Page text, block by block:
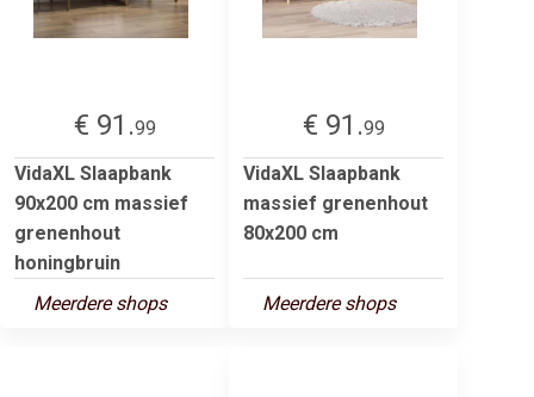
€ 91.99
VidaXL Slaapbank
90x200 cm massief
grenenhout
honingbruin
Meerdere shops
€ 91.99
VidaXL Slaapbank
massief grenenhout
80x200 cm
Meerdere shops